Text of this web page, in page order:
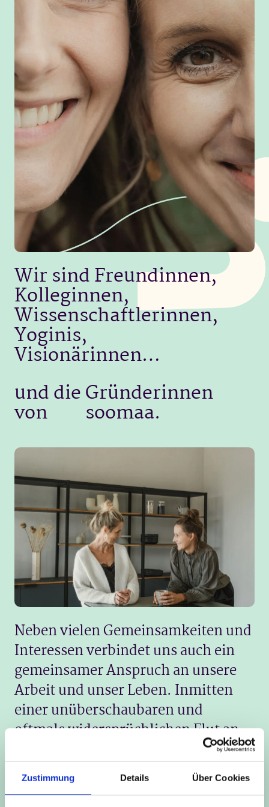
Zustimmung Details Über Cookies
Wir sind Freundinnen,
Kolleginnen,
Wissenschaftlerinnen,
Yoginis,
Visionärinnen…
und die Gründerinnen
von soomaa.
Neben vielen Gemeinsamkeiten und
Interessen verbindet uns auch ein
gemeinsamer Anspruch an unsere
Arbeit und unser Leben. Inmitten
einer unüberschaubaren und
oftmals widersprüchlichen Flut an
Gesundheitsinformationen setzen
wir auf aktuelle
Forschungsergebnisse und die